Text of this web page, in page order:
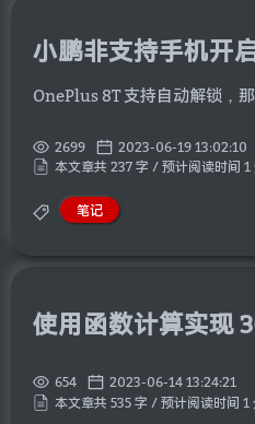
小鹏非支持手机开
OnePlus 8T 支持自动解锁，
2699 2023-06-19 13:02:10
本文章共 237 字 / 预计阅读时间 1
笔记
使用函数计算实现
654
2023-06-14 13:24:21
本文章共 535 字 / 预计阅读时间 1